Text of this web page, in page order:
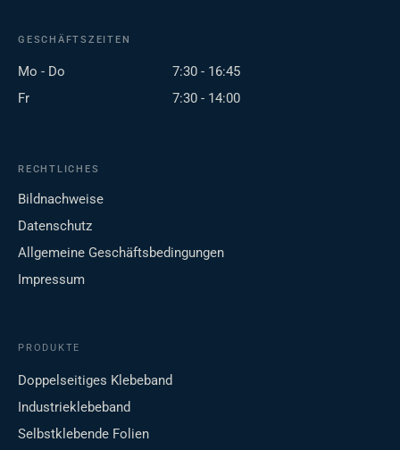
GESCHÄFTSZEITEN
Mo - Do
7:30 - 16:45
Fr
7:30 - 14:00
RECHTLICHES
Bildnachweise
Datenschutz
Allgemeine Geschäftsbedingungen
Impressum
PRODUKTE
Doppelseitiges Klebeband
Industrieklebeband
Selbstklebende Folien